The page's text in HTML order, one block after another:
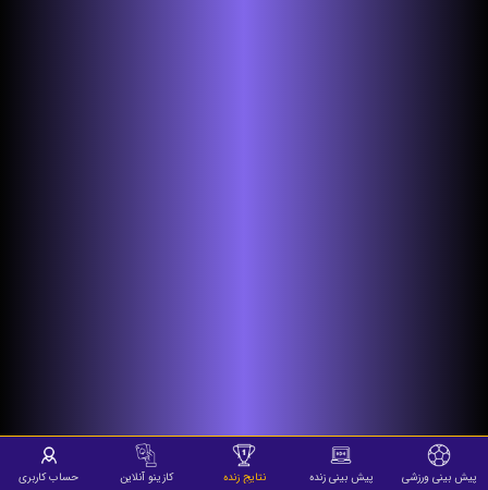
پیش بینی ورزشی پیش بینی زنده نتایج زنده کازینو آنلاین حساب کاربری